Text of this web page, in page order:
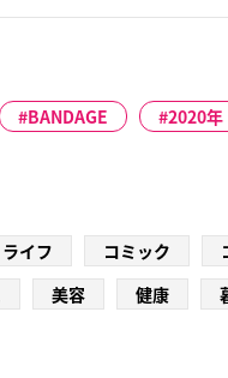
BANDAGE 2020年
ライフ コミック
美容 健康